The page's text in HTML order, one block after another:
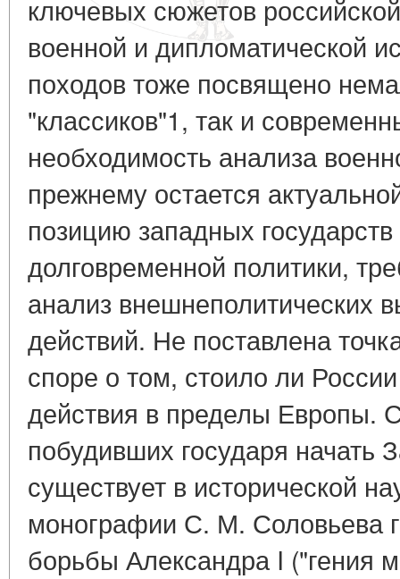
ключевых сюжетов
военной и дипломатической
походов тоже посвящено
"классиков"1, так и
необходимость анализа
прежнему остается
позицию западных
долговременной политики,
анализ внешнеполитических
действий. Не поставлена
споре о том, стоило ли
действия в пределы Европы.
побудивших государя начать
существует в исторической
монографии С. М. Соловьева
борьбы Александра I ("гения